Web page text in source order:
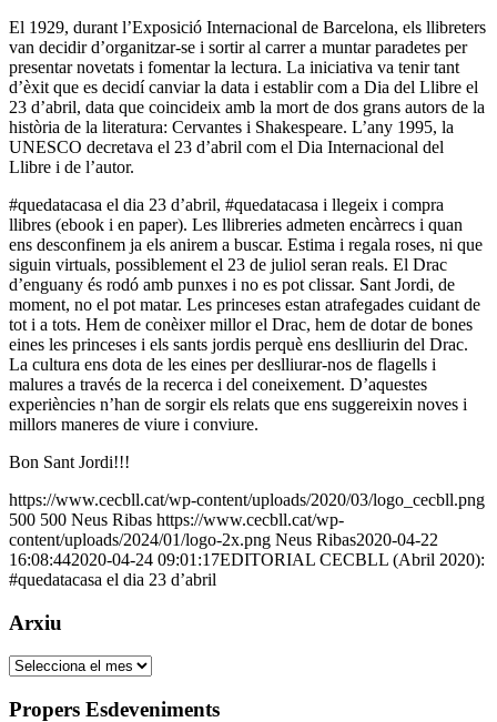
El 1929, durant l’Exposició Internacional de Barcelona, els llibreters
van decidir d’organitzar-se i sortir al carrer a muntar paradetes per
presentar novetats i fomentar la lectura. La iniciativa va tenir tant
d’èxit que es decidí canviar la data i establir com a Dia del Llibre el
23 d’abril, data que coincideix amb la mort de dos grans autors de la
història de la literatura: Cervantes i Shakespeare. L’any 1995, la
UNESCO decretava el 23 d’abril com el Dia Internacional del
Llibre i de l’autor.
#quedatacasa el dia 23 d’abril, #quedatacasa i llegeix i compra
llibres (ebook i en paper). Les llibreries admeten encàrrecs i quan
ens desconfinem ja els anirem a buscar. Estima i regala roses, ni que
siguin virtuals, possiblement el 23 de juliol seran reals. El Drac
d’enguany és rodó amb punxes i no es pot clissar. Sant Jordi, de
moment, no el pot matar. Les princeses estan atrafegades cuidant de
tot i a tots. Hem de conèixer millor el Drac, hem de dotar de bones
eines les princeses i els sants jordis perquè ens deslliurin del Drac.
La cultura ens dota de les eines per deslliurar-nos de flagells i
malures a través de la recerca i del coneixement. D’aquestes
experiències n’han de sorgir els relats que ens suggereixin noves i
millors maneres de viure i conviure.
Bon Sant Jordi!!!
https://www.cecbll.cat/wp-content/uploads/2020/03/logo_cecbll.png
500 500 Neus Ribas https://www.cecbll.cat/wp-
content/uploads/2024/01/logo-2x.png Neus Ribas2020-04-22
16:08:442020-04-24 09:01:17EDITORIAL CECBLL (Abril 2020):
#quedatacasa el dia 23 d’abril
Arxiu
Arxiu
Propers Esdeveniments